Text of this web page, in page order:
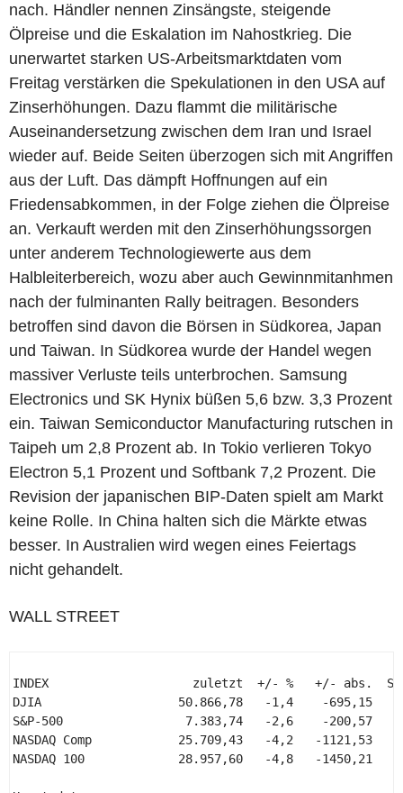
nach. Händler nennen Zinsängste, steigende
Ölpreise und die Eskalation im Nahostkrieg. Die
unerwartet starken US-Arbeitsmarktdaten vom
Freitag verstärken die Spekulationen in den USA auf
Zinserhöhungen. Dazu flammt die militärische
Auseinandersetzung zwischen dem Iran und Israel
wieder auf. Beide Seiten überzogen sich mit Angriffen
aus der Luft. Das dämpft Hoffnungen auf ein
Friedensabkommen, in der Folge ziehen die Ölpreise
an. Verkauft werden mit den Zinserhöhungssorgen
unter anderem Technologiewerte aus dem
Halbleiterbereich, wozu aber auch Gewinnmitanhmen
nach der fulminanten Rally beitragen. Besonders
betroffen sind davon die Börsen in Südkorea, Japan
und Taiwan. In Südkorea wurde der Handel wegen
massiver Verluste teils unterbrochen. Samsung
Electronics und SK Hynix büßen 5,6 bzw. 3,3 Prozent
ein. Taiwan Semiconductor Manufacturing rutschen in
Taipeh um 2,8 Prozent ab. In Tokio verlieren Tokyo
Electron 5,1 Prozent und Softbank 7,2 Prozent. Die
Revision der japanischen BIP-Daten spielt am Markt
keine Rolle. In China halten sich die Märkte etwas
besser. In Australien wird wegen eines Feiertags
nicht gehandelt.
WALL STREET
INDEX                    zuletzt  +/- %   +/- abs.
DJIA                   50.866,78   -1,4    -695,15
S&P-500                 7.383,74   -2,6    -200,57
NASDAQ Comp            25.709,43   -4,2   -1121,53
NASDAQ 100             28.957,60   -4,8   -1450,21